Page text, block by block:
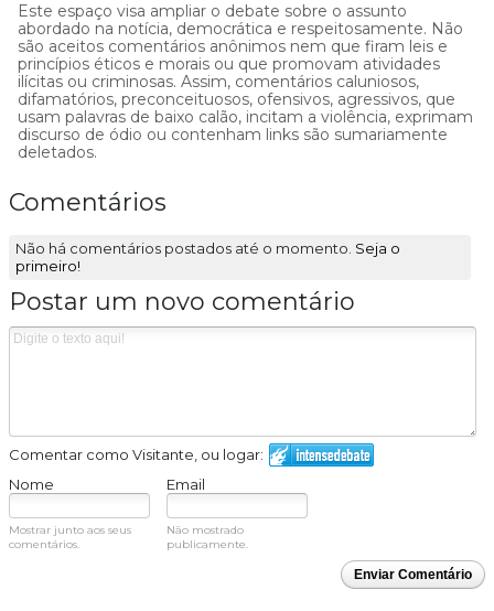
Este espaço visa ampliar o debate sobre o assunto
abordado na notícia, democrática e respeitosamente. Não
são aceitos comentários anônimos nem que firam leis e
princípios éticos e morais ou que promovam atividades
ilícitas ou criminosas. Assim, comentários caluniosos,
difamatórios, preconceituosos, ofensivos, agressivos, que
usam palavras de baixo calão, incitam a violência, exprimam
discurso de ódio ou contenham links são sumariamente
deletados.
Comentários
Não há comentários postados até o momento. Seja o
primeiro!
Postar um novo comentário
Comentar como Visitante, ou logar:
Nome
Email
Mostrar junto aos seus
comentários.
Não mostrado
publicamente.
Enviar Comentário